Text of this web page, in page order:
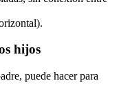
hijos
puede hacer para